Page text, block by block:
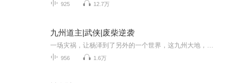
925 12.7万
九州道主|武侠|废柴逆袭
956 1.6万